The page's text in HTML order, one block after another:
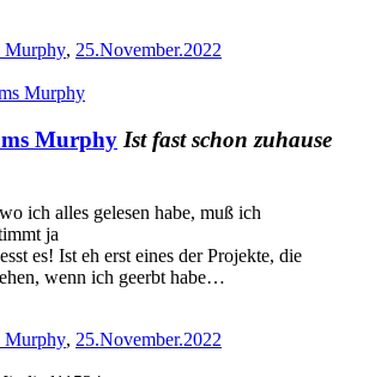
Murphy, 25.November.2022
Murphy Ist fast schon zuhause
ich alles gelesen habe, muß ich
ja
es! Ist eh erst eines der Projekte, die
wenn ich geerbt habe…
Murphy, 25.November.2022